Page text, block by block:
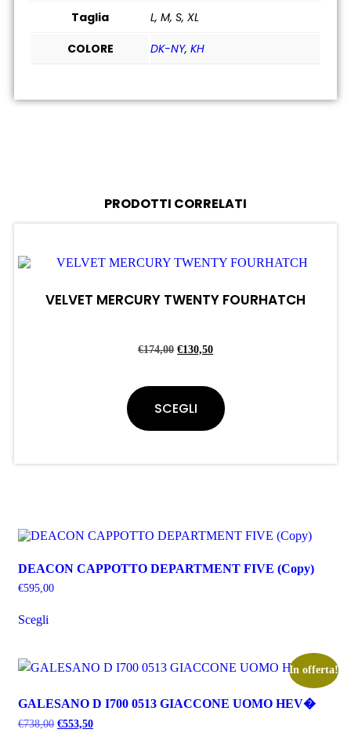
Taglia
L, M, S, XL
COLORE
DK-NY, KH
PRODOTTI CORRELATI
VELVET MERCURY TWENTY FOURHATCH
€174,00 €130,50
SCEGLI
DEACON CAPPOTTO DEPARTMENT FIVE (Copy)
€595,00
Scegli
In offerta!
GALESANO D I700 0513 GIACCONE UOMO HEV�
€738,00 €553,50